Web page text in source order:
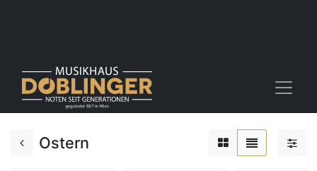
Ostern